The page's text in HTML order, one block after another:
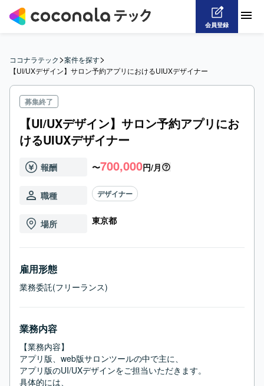
会員登録
ココナラテック>案件を探す>
【UI/UXデザイン】サロン予約アプリにおけるUIUXデザイナー
募集終了
【UI/UXデザイン】サロン予約アプリにお
けるUIUXデザイナー
報酬 〜700,000円/月
職種 デザイナー
場所 東京都
雇用形態
業務委託(フリーランス)
業務内容
【業務内容】
アプリ版、web版サロンツールの中で主に、
アプリ版のUI/UXデザインをご担当いただきます。
具体的には、